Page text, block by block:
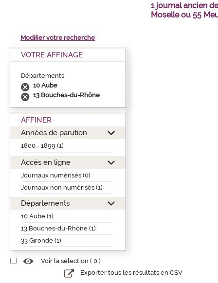
1 journal ancien
Moselle ou 55
Modifier votre recherche
VOTRE AFFINAGE
Départements
10 Aube
13 Bouches-du-Rhône
AFFINER
Années de parution
1800 - 1899 (1)
Accès en ligne
Journaux numérisés (0)
Journaux non numérisés (1)
Départements
10 Aube (1)
13 Bouches-du-Rhône (1)
33 Gironde (1)
Voir la sélection ( 0 )
Exporter tous les résultats en CSV